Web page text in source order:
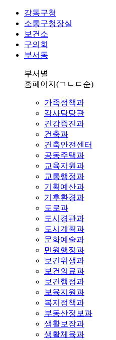
강동구청
소통구청장실
보건소
구의회
부서동
부서별
홈페이지 (ㄱㄴㄷ순)
가족정책과
감사담당관
건강증진과
건축과
건축안전센터
공동주택과
교육지원과
교통행정과
기획예산과
기후환경과
도로과
도시경관과
도시계획과
문화예술과
민원행정과
보건위생과
보건의료과
보건행정과
보육지원과
복지정책과
부동산정보과
생활보장과
생활체육과